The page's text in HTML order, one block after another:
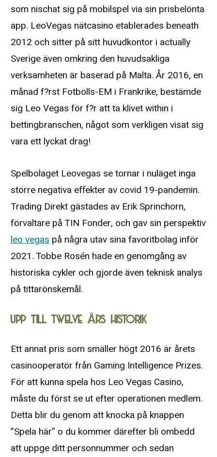
som nischat sig på mobilspel via sin prisbelönta
app. LeoVegas nätcasino etablerades beneath
2012 och sitter på sitt huvudkontor i actually
Sverige även omkring den huvudsakliga
verksamheten är baserad på Malta. År 2016, en
månad f?rst Fotbolls-EM i Frankrike, bestämde
sig Leo Vegas för f?r att ta klivet within i
bettingbranschen, något som verkligen visat sig
vara ett lyckat drag!
Spelbolaget Leovegas se tornar i nuläget inga
större negativa effekter av covid 19-pandemin.
Trading Direkt gästades av Erik Sprinchorn,
förvaltare på TIN Fonder, och gav sin perspektiv
leo vegas på några utav sina favoritbolag inför
2021. Tobbe Rosén hade en genomgång av
historiska cykler och gjorde även teknisk analys
på tittarönskemål.
UPP TILL TWELVE ÅRS HISTORIK
Ett annat pris som smäller högt 2016 är årets
casinooperatör från Gaming Intelligence Prizes.
För att kunna spela hos Leo Vegas Casino,
måste du först se ut efter operationen medlem.
Detta blir du genom att knocka på knappen
”Spela här” o du kommer därefter bli ombedd
att uppge ditt personnummer och sedan